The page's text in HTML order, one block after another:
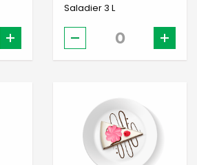
Saladier 3 L